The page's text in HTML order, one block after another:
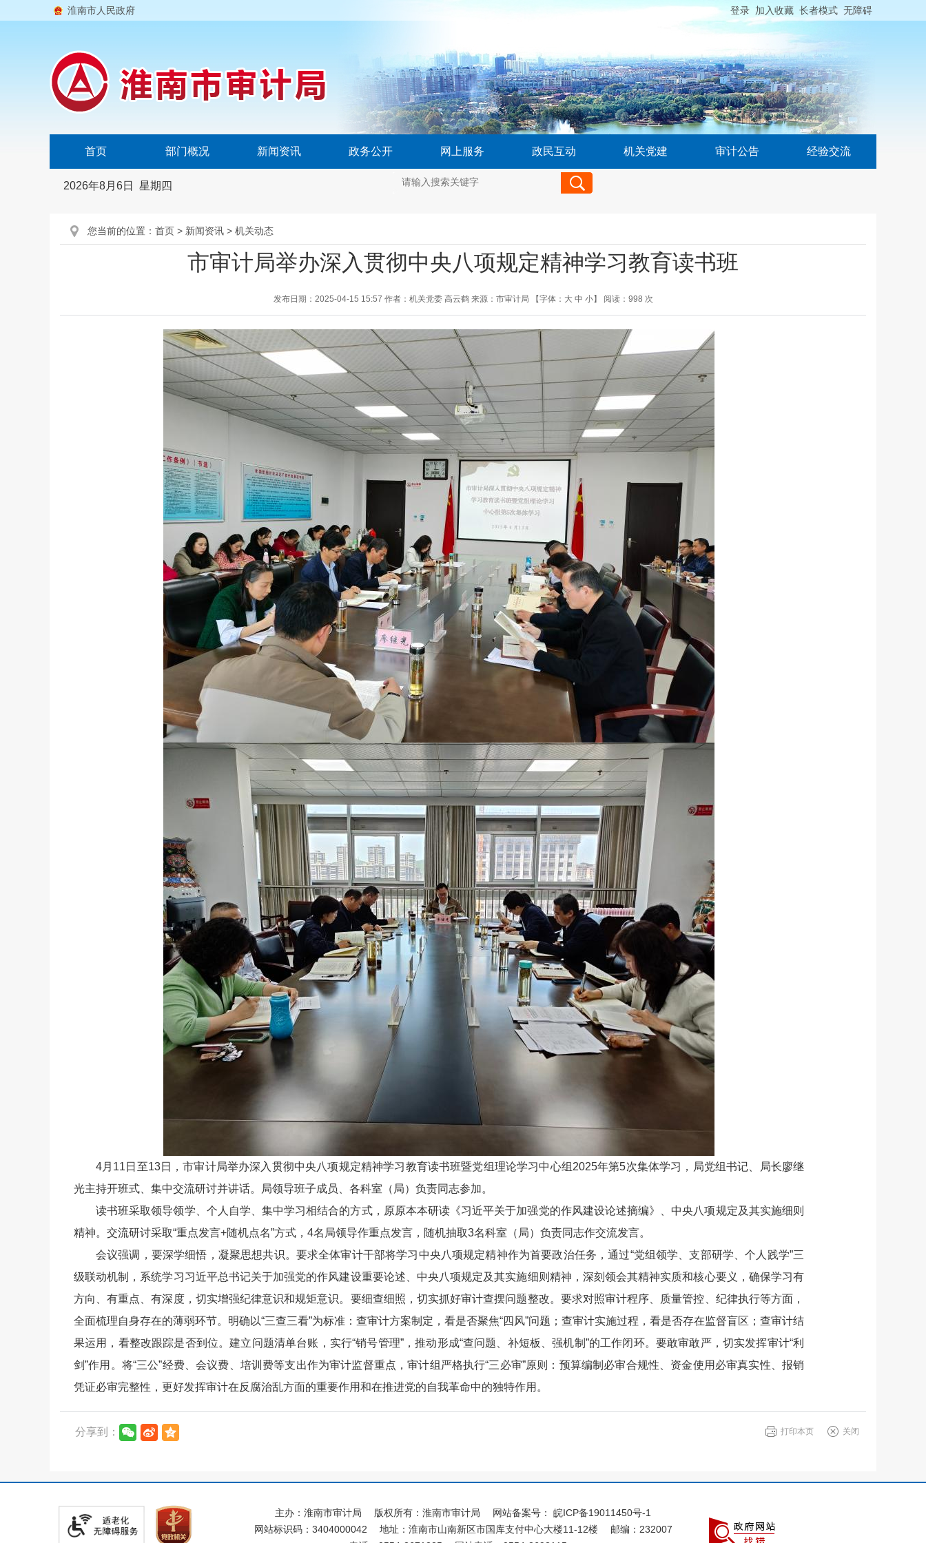
淮南市人民政府 登录 加入收藏 长者模式 无障碍
首页 部门概况 新闻资讯 政务公开 网上服务 政民互动 机关党建 审计公告 经验交流
2026年8月6日 星期四
您当前的位置： 首页 > 新闻资讯 > 机关动态
市审计局举办深入贯彻中央八项规定精神学习教育读书班
发布日期：2025-04-15 15:57 作者：机关党委 高云鹤 来源：市审计局 【字体： 大 中 小】 阅读： 998 次
4月11日至13日，市审计局举办深入贯彻中央八项规定精神学习教育读书班暨党组理论学习中心组2025年第5次集体学习，局党组书记、局长廖继
光主持开班式、集中交流研讨并讲话。局领导班子成员、各科室（局）负责同志参加。
读书班采取领导领学、个人自学、集中学习相结合的方式，原原本本研读《习近平关于加强党的作风建设论述摘编》、中央八项规定及其实施细则
精神。交流研讨采取“重点发言+随机点名”方式，4名局领导作重点发言，随机抽取3名科室（局）负责同志作交流发言。
会议强调，要深学细悟，凝聚思想共识。要求全体审计干部将学习中央八项规定精神作为首要政治任务，通过“党组领学、支部研学、个人践学”三
级联动机制，系统学习习近平总书记关于加强党的作风建设重要论述、中央八项规定及其实施细则精神，深刻领会其精神实质和核心要义，确保学习有
方向、有重点、有深度，切实增强纪律意识和规矩意识。要细查细照，切实抓好审计查摆问题整改。要求对照审计程序、质量管控、纪律执行等方面，
全面梳理自身存在的薄弱环节。明确以“三查三看”为标准：查审计方案制定，看是否聚焦“四风”问题；查审计实施过程，看是否存在监督盲区；查审计结
果运用，看整改跟踪是否到位。建立问题清单台账，实行“销号管理”，推动形成“查问题、补短板、强机制”的工作闭环。要敢审敢严，切实发挥审计“利
剑”作用。将“三公”经费、会议费、培训费等支出作为审计监督重点，审计组严格执行“三必审”原则：预算编制必审合规性、资金使用必审真实性、报销
凭证必审完整性，更好发挥审计在反腐治乱方面的重要作用和在推进党的自我革命中的独特作用。
分享到： 打印本页 关闭
主办：淮南市审计局 版权所有：淮南市审计局 网站备案号： 皖ICP备19011450号-1
网站标识码：3404000042
地址：淮南市山南新区市国库支付中心大楼11-12楼
邮编：232007